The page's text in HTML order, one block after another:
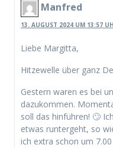
Manfred
13. AUGUST 2024 UM 13:57
Liebe Margitta,
Hitzewelle über ganz
Gestern waren es bei
dazukommen.
soll das hinführen! 🙄
etwas runtergeht, so
ich extra schon um